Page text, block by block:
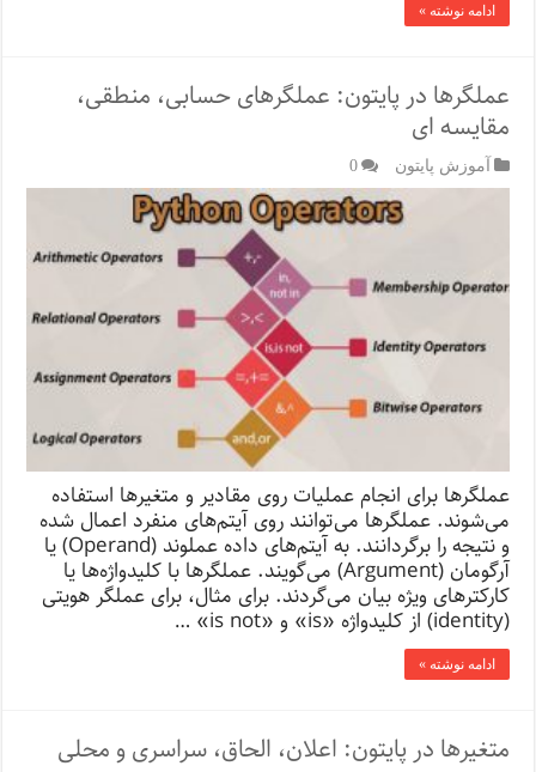
ادامه نوشته »
عملگرها در پایتون: عملگرهای حسابی، منطقی،
مقایسه ای
آموزش پایتون 0
عملگرها برای انجام عملیات روی مقادیر و متغیرها استفاده
می‌شوند. عملگرها می‌توانند روی آیتم‌های منفرد اعمال شده
و نتیجه را برگردانند. به آیتم‌های داده عملوند (Operand) یا
آرگومان (Argument) می‌گویند. عملگرها با کلیدواژه‌ها یا
کارکترهای ویژه بیان می‌گردند. برای مثال، برای عملگر هویتی
(identity) از کلیدواژه «is» و «is not» …
ادامه نوشته »
متغیرها در پایتون: اعلان، الحاق، سراسری و محلی